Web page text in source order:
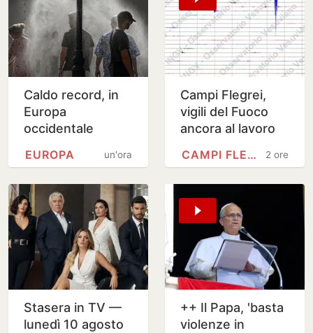
Caldo record, in
Europa
occidentale
peggiore di
un'ora
EUROPA
Campi Flegrei,
vigili del Fuoco
ancora al lavoro
causate dal
2 ore
CAMPI FLEGREI
Stasera in TV —
lunedì 10 agosto
++ Il Papa, 'basta
violenze in